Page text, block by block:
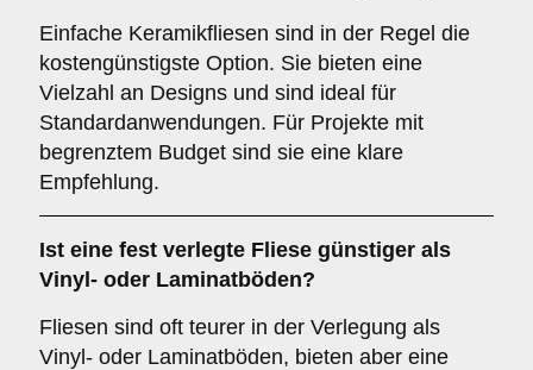
Einfache Keramikfliesen sind in der Regel die
kostengünstigste Option. Sie bieten eine
Vielzahl an Designs und sind ideal für
Standardanwendungen. Für Projekte mit
begrenztem Budget sind sie eine klare
Empfehlung.
Ist eine fest verlegte Fliese günstiger als
Vinyl- oder Laminatböden?
Fliesen sind oft teurer in der Verlegung als
Vinyl- oder Laminatböden, bieten aber eine